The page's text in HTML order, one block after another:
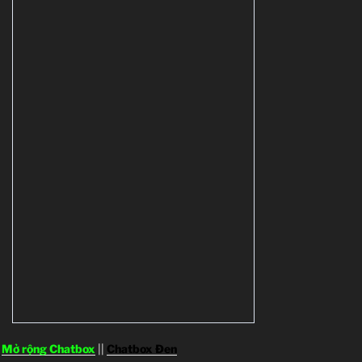
Mở rộng Chatbox Chatbox Đen